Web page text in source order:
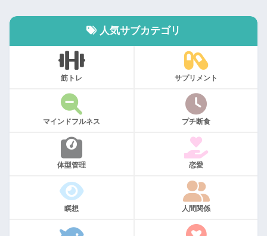
人気サブカテゴリ
筋トレ サプリメント
マインドフルネス プチ断食
体型管理 恋愛
瞑想 人間関係